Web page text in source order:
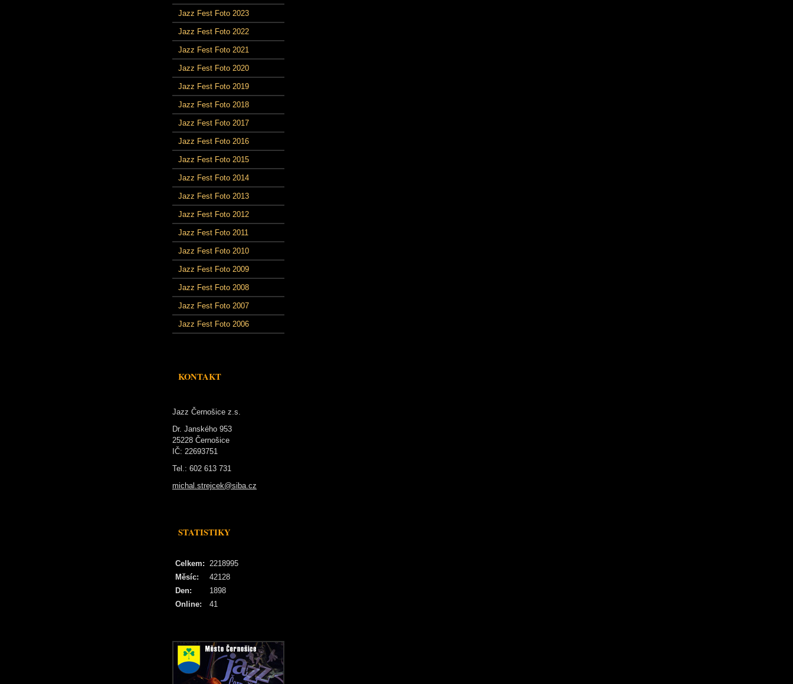
Jazz Fest Foto 2023
Jazz Fest Foto 2022
Jazz Fest Foto 2021
Jazz Fest Foto 2020
Jazz Fest Foto 2019
Jazz Fest Foto 2018
Jazz Fest Foto 2017
Jazz Fest Foto 2016
Jazz Fest Foto 2015
Jazz Fest Foto 2014
Jazz Fest Foto 2013
Jazz Fest Foto 2012
Jazz Fest Foto 2011
Jazz Fest Foto 2010
Jazz Fest Foto 2009
Jazz Fest Foto 2008
Jazz Fest Foto 2007
Jazz Fest Foto 2006
KONTAKT
Jazz Černošice z.s.
Dr. Janského 953
25228 Černošice
IČ: 22693751
Tel.: 602 613 731
michal.strejcek@siba.cz
STATISTIKY
Online: 41
Celkem: 2218995
Měsíc:
42128
Den:
1898